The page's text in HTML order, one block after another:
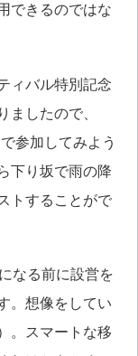
できるのではな
ィバル特別記念
ましたので、
参加してみよう
下り坂で雨の降
トすることがで
なる前に設営を
。想像をしてい
。スマートな移